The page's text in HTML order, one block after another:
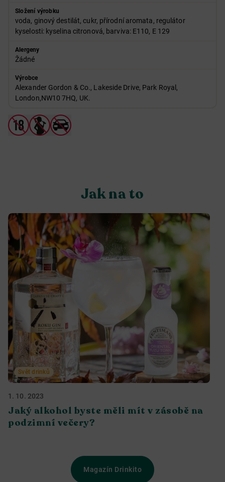
Složení výrobku
voda, ginový destilát, cukr, přírodní aromata, regulátor
kyselosti: kyselina citronová, barviva: E110, E 129
Alergeny
Žádné
Výrobce
Alexander Gordon & Co., Lakeside Drive, Park Royal,
London,NW10 7HQ, UK.
Jak na to
Svět drinků
1. 10. 2023
Jaký alkohol byste měli mít v zásobě na
podzimní večery?
Magazín Drinkito